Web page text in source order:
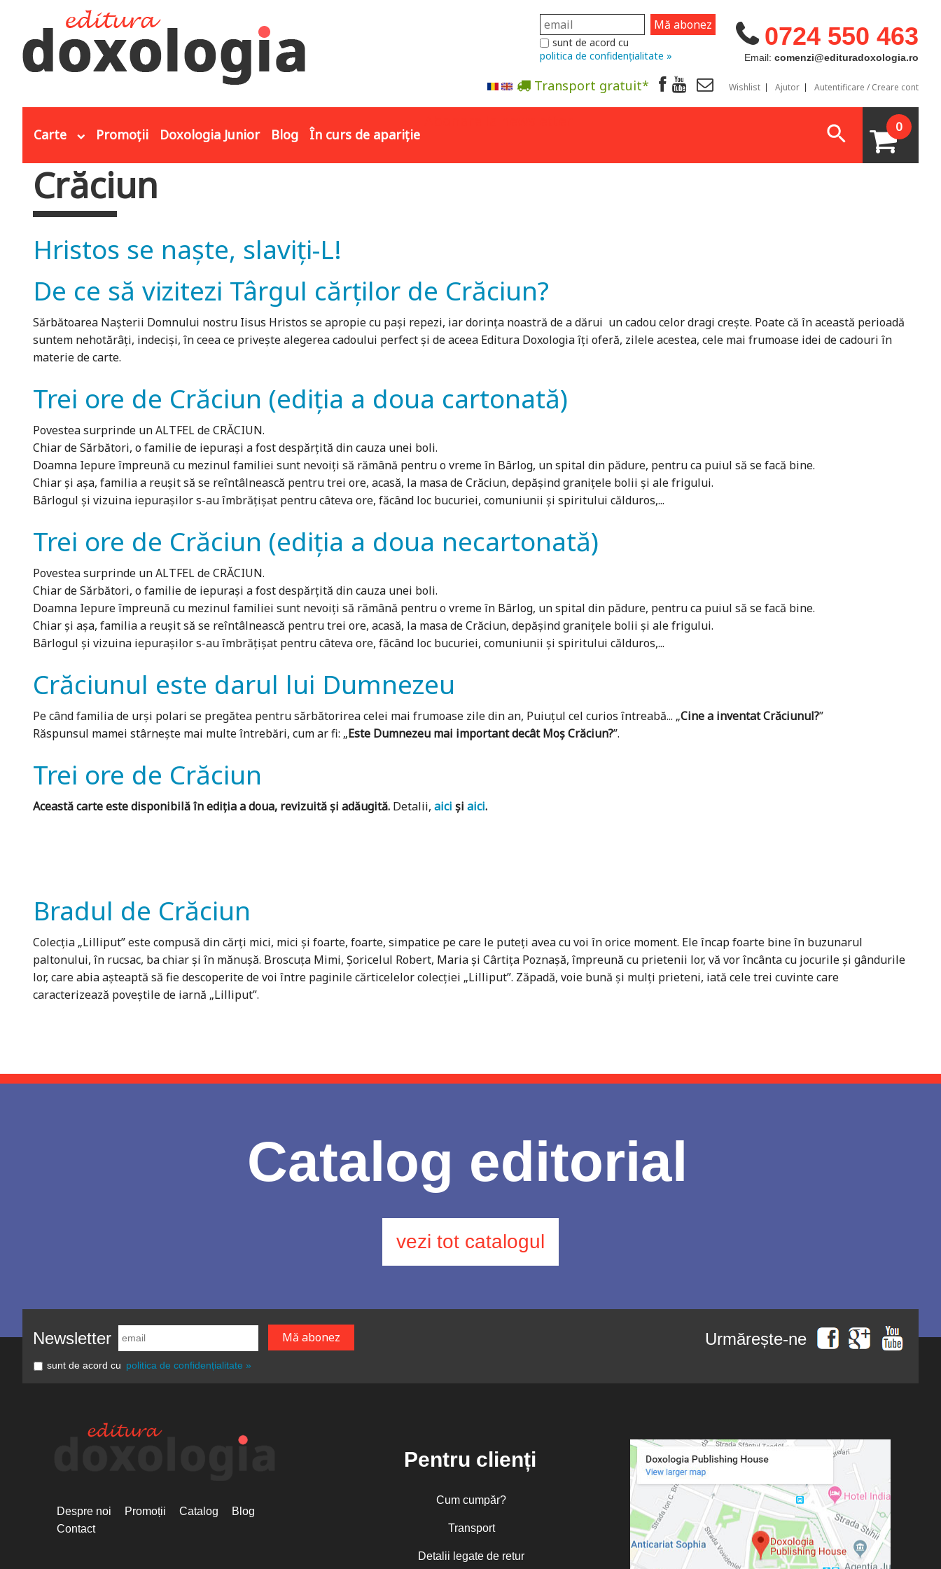
0724 550 463
Email: comenzi@edituradoxologia.ro
sunt de acord cu
politica de confidențialitate »
Transport gratuit* Wishlist Ajutor Autentificare / Creare cont
Carte Promoții Doxologia Junior Blog În curs de apariție 0
Eşti aici
Crăciun
Hristos se naște, slaviți-L!
De ce să vizitezi Târgul cărților de Crăciun?
Sărbătoarea Nașterii Domnului nostru Iisus Hristos se apropie cu pași repezi, iar dorința noastră de a dărui un cadou celor dragi crește. Poate că în această perioadă
suntem nehotărâți, indeciși, în ceea ce privește alegerea cadoului perfect și de aceea Editura Doxologia îți oferă, zilele acestea, cele mai frumoase idei de cadouri în
materie de carte.
Trei ore de Crăciun (ediția a doua cartonată)
Povestea surprinde un ALTFEL de CRĂCIUN.
Chiar de Sărbători, o familie de iepurași a fost despărțită din cauza unei boli.
Doamna Iepure împreună cu mezinul familiei sunt nevoiți să rămână pentru o vreme în Bârlog, un spital din pădure, pentru ca puiul să se facă bine.
Chiar și așa, familia a reușit să se reîntâlnească pentru trei ore, acasă, la masa de Crăciun, depășind granițele bolii și ale frigului.
Bârlogul și vizuina iepurașilor s-au îmbrățișat pentru câteva ore, făcând loc bucuriei, comuniunii și spiritului călduros,...
Trei ore de Crăciun (ediția a doua necartonată)
Povestea surprinde un ALTFEL de CRĂCIUN.
Chiar de Sărbători, o familie de iepurași a fost despărțită din cauza unei boli.
Doamna Iepure împreună cu mezinul familiei sunt nevoiți să rămână pentru o vreme în Bârlog, un spital din pădure, pentru ca puiul să se facă bine.
Chiar și așa, familia a reușit să se reîntâlnească pentru trei ore, acasă, la masa de Crăciun, depășind granițele bolii și ale frigului.
Bârlogul și vizuina iepurașilor s-au îmbrățișat pentru câteva ore, făcând loc bucuriei, comuniunii și spiritului călduros,...
Crăciunul este darul lui Dumnezeu
Pe când familia de urşi polari se pregătea pentru sărbătorirea celei mai frumoase zile din an, Puiuţul cel curios întreabă... „Cine a inventat Crăciunul?”
Răspunsul mamei stârneşte mai multe întrebări, cum ar fi: „Este Dumnezeu mai important decât Moș Crăciun?”.
Trei ore de Crăciun
Această carte este disponibilă în ediția a doua, revizuită și adăugită. Detalii, aici și aici.
Bradul de Crăciun
Colecţia „Lilliput” este compusă din cărţi mici, mici şi foarte, foarte, simpatice pe care le puteţi avea cu voi în orice moment. Ele încap foarte bine în buzunarul
paltonului, în rucsac, ba chiar şi în mănuşă. Broscuţa Mimi, Şoricelul Robert, Maria şi Cârtiţa Poznaşă, împreună cu prietenii lor, vă vor încânta cu jocurile şi gândurile
lor, care abia aşteaptă să fie descoperite de voi între paginile cărticelelor colecţiei „Lilliput”. Zăpadă, voie bună şi mulţi prieteni, iată cele trei cuvinte care
caracterizează poveştile de iarnă „Lilliput”.
Catalog editorial
vezi tot catalogul
Newsletter
sunt de acord cu politica de confidențialitate »
Urmărește-ne
Despre noi Promoții Catalog
Blog
Contact
Pentru clienți
Cum cumpăr?
Transport
Detalii legate de retur